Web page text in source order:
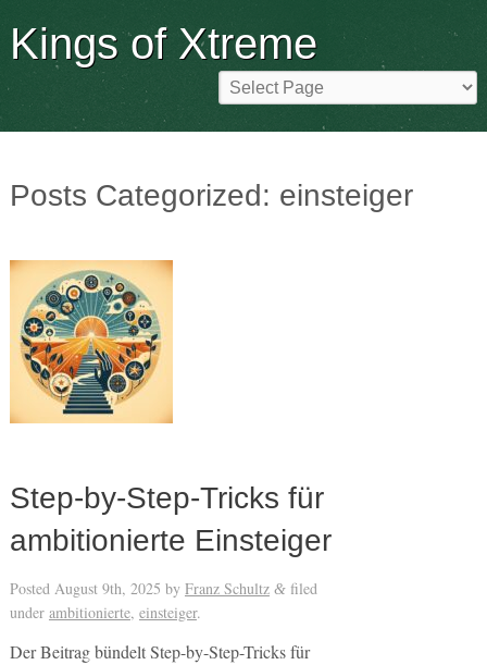
Kings of Xtreme
Posts Categorized: einsteiger
Step-by-Step-Tricks für
ambitionierte Einsteiger
Posted August 9th, 2025 by Franz Schultz &filed
under ambitionierte, einsteiger.
Der Beitrag bündelt Step-by-Step-Tricks für